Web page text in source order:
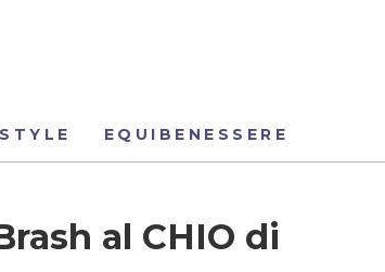
EQUIBENESSERE
al CHIO di